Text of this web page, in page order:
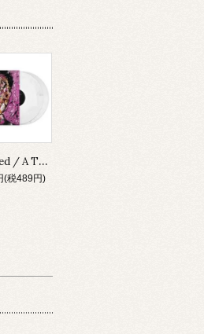
Tripped / A Thing About Something [MADLP001][2023]
(税489円)